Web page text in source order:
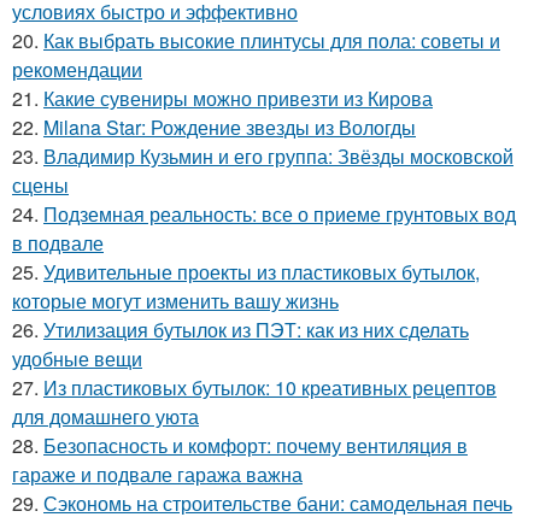
условиях быстро и эффективно
20. Как выбрать высокие плинтусы для пола: советы и
рекомендации
21. Какие сувениры можно привезти из Кирова
22. Milana Star: Рождение звезды из Вологды
23. Владимир Кузьмин и его группа: Звёзды московской
сцены
24. Подземная реальность: все о приеме грунтовых вод
в подвале
25. Удивительные проекты из пластиковых бутылок,
которые могут изменить вашу жизнь
26. Утилизация бутылок из ПЭТ: как из них сделать
удобные вещи
27. Из пластиковых бутылок: 10 креативных рецептов
для домашнего уюта
28. Безопасность и комфорт: почему вентиляция в
гараже и подвале гаража важна
29. Сэкономь на строительстве бани: самодельная печь